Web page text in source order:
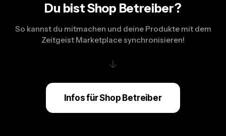
Du bist Shop Betreiber?
So kannst du mitmachen und deine Produkte mit dem
Zeitgeist Marketplace synchronisieren!
↓
Infos für Shop Betreiber